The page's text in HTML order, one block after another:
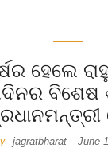
ହେଲେ
ବିଶେଷ
jagratbharat- June